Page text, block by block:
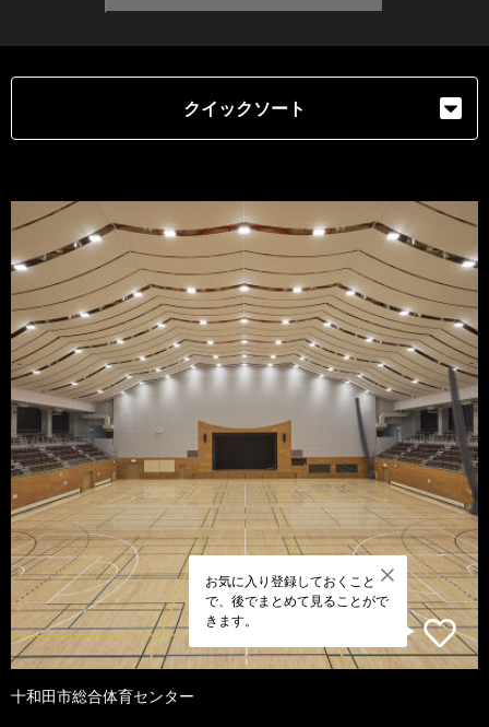
クイックソート
お気に入り登録しておくこと
で、後でまとめて見ることがで
きます。
十和田市総合体育センター